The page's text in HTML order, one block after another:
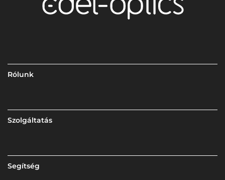
Rólunk
Szolgáltatás
Segítség